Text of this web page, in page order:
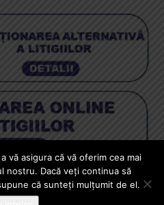
Professional Airsoft - Magazin
pistoale airsoft, mitraliere si arme
airsoft.
vă asigura că vă oferim cea mai
nostru. Dacă veți continua să
că sunteți mulțumit de el.